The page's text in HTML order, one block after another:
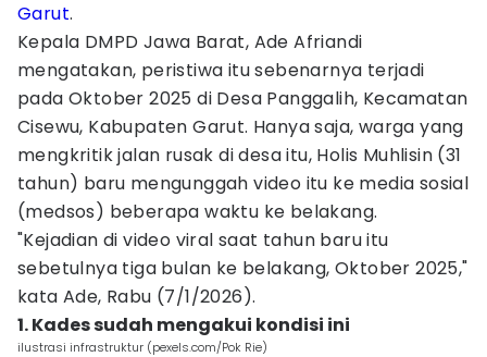
Garut.
Kepala DMPD Jawa Barat, Ade Afriandi
mengatakan, peristiwa itu sebenarnya terjadi
pada Oktober 2025 di Desa Panggalih, Kecamatan
Cisewu, Kabupaten Garut. Hanya saja, warga yang
mengkritik jalan rusak di desa itu, Holis Muhlisin (31
tahun) baru mengunggah video itu ke media sosial
(medsos) beberapa waktu ke belakang.
"Kejadian di video viral saat tahun baru itu
sebetulnya tiga bulan ke belakang, Oktober 2025,"
kata Ade, Rabu (7/1/2026).
1. Kades sudah mengakui kondisi ini
ilustrasi infrastruktur (pexels.com/Pok Rie)